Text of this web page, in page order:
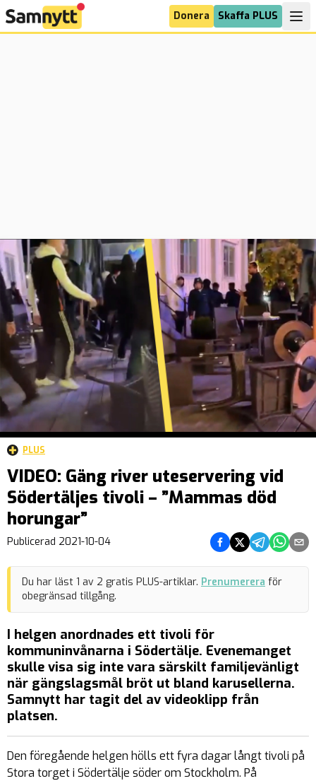
Donera Skaffa PLUS
PLUS
VIDEO: Gäng river uteservering vid
Södertäljes tivoli – ”Mammas död
horungar”
Publicerad 2021-10-04 Dela på Facebook
Dela på Twitter
Dela påDela på
Dela
Du har läst 1 av 2 gratis PLUS-artiklar. Prenumerera för
obegränsad tillgång.
I helgen anordnades ett tivoli för
kommuninvånarna i Södertälje. Evenemanget
skulle visa sig inte vara särskilt familjevänligt
när gängslagsmål bröt ut bland karusellerna.
Samnytt har tagit del av videoklipp från
platsen.
Den föregående helgen hölls ett fyra dagar långt tivoli på
Stora torget i Södertälje söder om Stockholm. På